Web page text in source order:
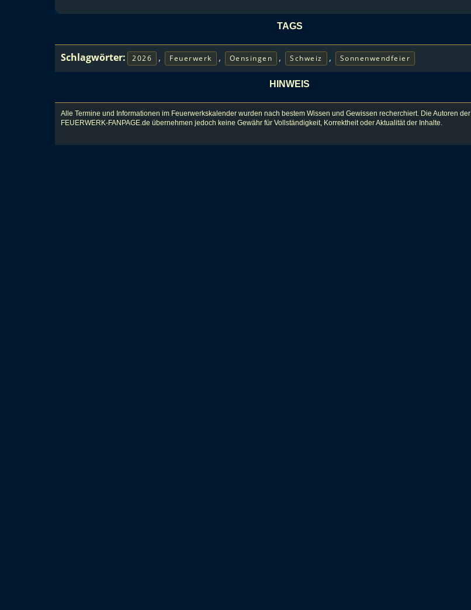
TAGS
Schlagwörter: 2026 , Feuerwerk , Oensingen , Schweiz , Sonnenwendfeier
HINWEIS
Alle Termine und Informationen im Feuerwerkskalender wurden nach bestem Wissen und Gewissen recherchiert. Die Autoren der
FEUERWERK-FANPAGE.de übernehmen jedoch keine Gewähr für Vollständigkeit, Korrektheit oder Aktualität der Inhalte.